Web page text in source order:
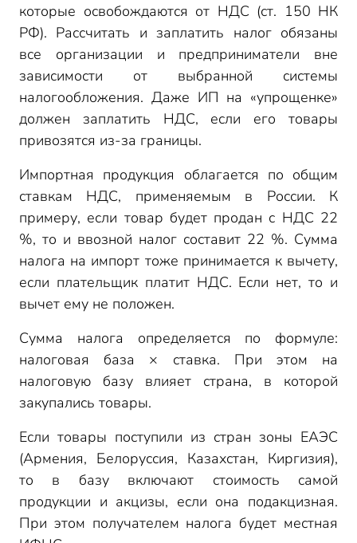
которые освобождаются от НДС (ст. 150 НК
РФ). Рассчитать и заплатить налог обязаны
все организации и предприниматели вне
зависимости от выбранной системы
налогообложения. Даже ИП на «упрощенке»
должен заплатить НДС, если его товары
привозятся из-за границы.
Импортная продукция облагается по общим
ставкам НДС, применяемым в России. К
примеру, если товар будет продан с НДС 22
%, то и ввозной налог составит 22 %. Сумма
налога на импорт тоже принимается к вычету,
если плательщик платит НДС. Если нет, то и
вычет ему не положен.
Сумма налога определяется по формуле:
налоговая база × ставка. При этом на
налоговую базу влияет страна, в которой
закупались товары.
Если товары поступили из стран зоны ЕАЭС
(Армения, Белоруссия, Казахстан, Киргизия),
то в базу включают стоимость самой
продукции и акцизы, если она подакцизная.
При этом получателем налога будет местная